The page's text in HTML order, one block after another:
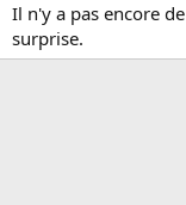
Il n'y a pas encore
surprise.